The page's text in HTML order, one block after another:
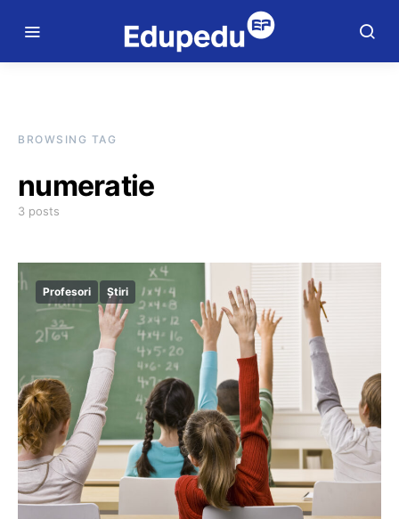
BROWSING TAG
numeratie
3 posts
Profesori Știri